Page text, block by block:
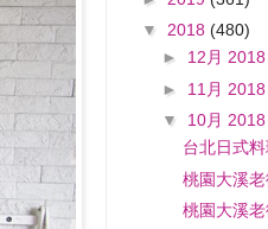
▼ 2018 (480)
► 12月 2018
► 11月 2018
▼ 10月 2018
台北日式
桃園大溪
桃園大溪